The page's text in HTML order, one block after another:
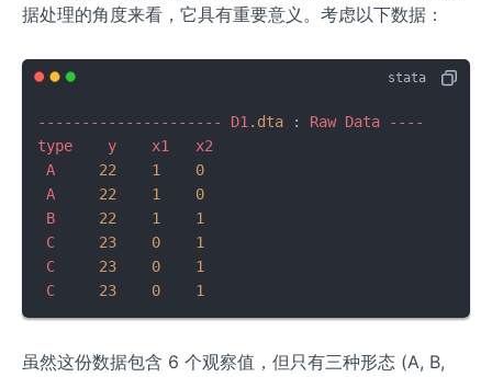
据处理的角度来看，它具有重要意义。考虑以下数据：
--------------------- D1.dta : Raw Data
----
type
y x1
x2
A
22 1
0
A
22 1
0
B
22 1
1
C
23 0
1
C
23 0
1
C
23 0 1
虽然这份数据包含 6 个观察值，但只有三种形态 (A, B,